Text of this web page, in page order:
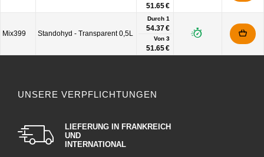
51.65 €
Mix399 Standohyd - Transparent 0,5L
Durch 1
54.37 €
Von 3
51.65 €
UNSERE VERPFLICHTUNGEN
LIEFERUNG IN FRANKREICH
UND
INTERNATIONAL